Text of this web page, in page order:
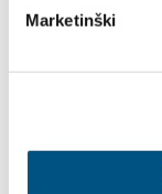
Marketinški
Esplora
Cosa fare